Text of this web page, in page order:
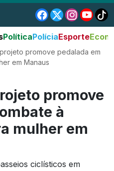
PolíticaPolíciaEsporte
promove pedalada em
em Manaus
promove
à
mulher em
ciclísticos em